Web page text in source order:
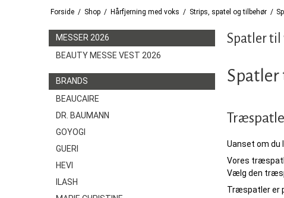
Forside / Shop / Hårfjerning med voks / Strips, spatel og tilbehør /
MESSER 2026
BEAUTY MESSE VEST 2026
BRANDS
BEAUCAIRE
DR. BAUMANN
GOYOGI
GUERI
HEVI
ILASH
Spatler til
Spatler
Uanset om du
Vores
Vælg den
Træspatler er